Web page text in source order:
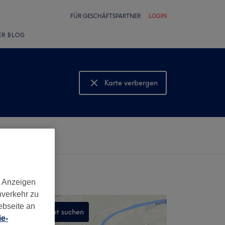
FÜR GESCHÄFTSPARTNER LOGIN
BLOG
Karte verbergen
Karte anzeigen
In diesem Gebiet suchen
zu
an